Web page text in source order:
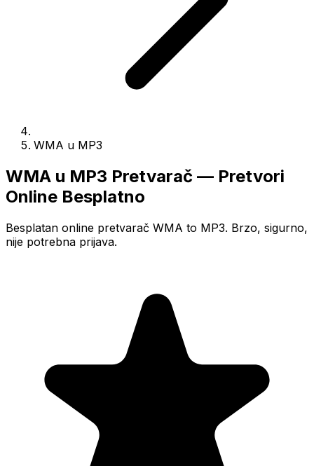
WMA u MP3
WMA u MP3 Pretvarač — Pretvori
Online Besplatno
Besplatan online pretvarač WMA to MP3. Brzo, sigurno,
nije potrebna prijava.